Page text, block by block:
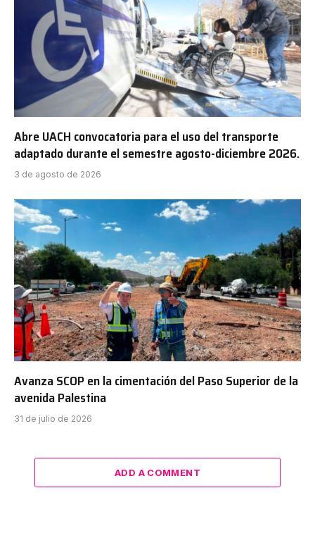
Abre UACH convocatoria para el uso del transporte
adaptado durante el semestre agosto-diciembre 2026.
3 de agosto de 2026
Avanza SCOP en la cimentación del Paso Superior de la
avenida Palestina
31 de julio de 2026
ADD A COMMENT